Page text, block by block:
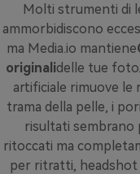
Molti strumenti di
ammorbidiscono
ma Media.io mantiene
originalidelle tue
artificiale rimuove le
trama della pelle, i
risultati sembrano
ritoccati ma
per ritratti,